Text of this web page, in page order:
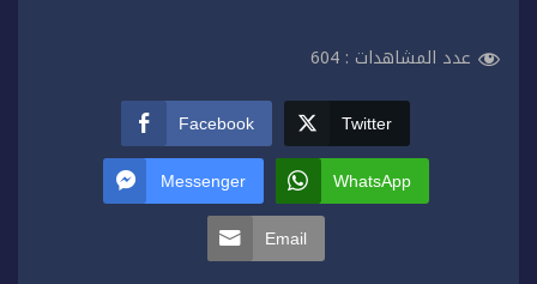
عدد المشاهدات : 604
Facebook Twitter
Messenger WhatsApp
Email